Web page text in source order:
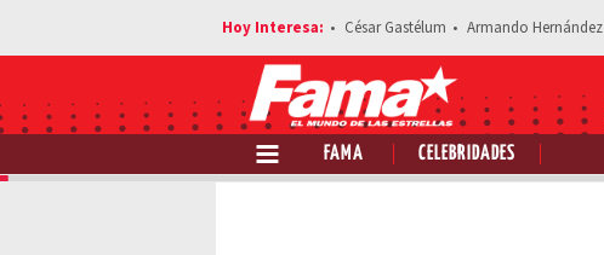
César Gastélum Armando Hernández
FAMA CELEBRIDADES